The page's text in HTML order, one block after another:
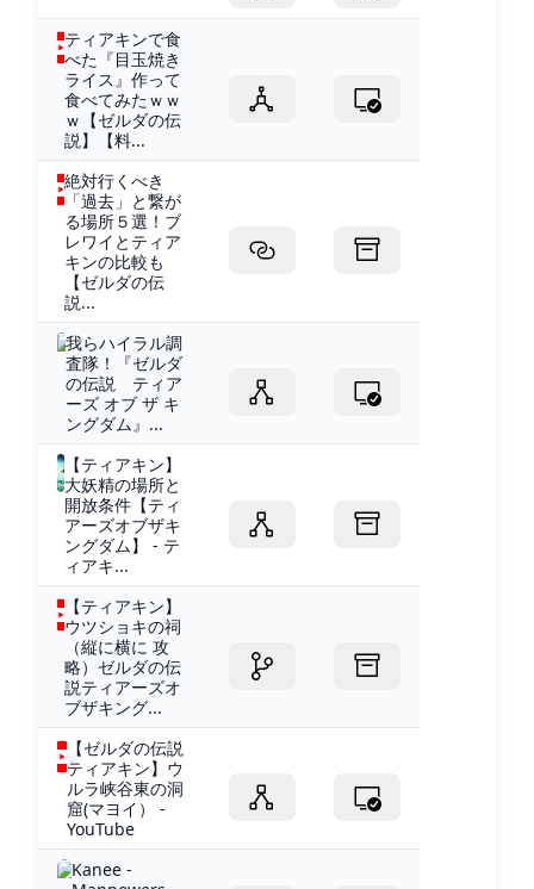
ティアキンで食
べた『目玉焼き
ライス』作って
食べてみたｗｗ
ｗ【ゼルダの伝
説】【料...
絶対行くべき
「過去」と繋が
る場所５選！ブ
レワイとティア
キンの比較も
【ゼルダの伝
説...
我らハイラル調
査隊！『ゼルダ
の伝説 ティア
ーズ オブ ザ キ
ングダム』...
【ティアキン】
大妖精の場所と
開放条件【ティ
アーズオブザキ
ングダム】 - テ
ィアキ...
【ティアキン】
ウツショキの祠
（縦に横に 攻
略）ゼルダの伝
説ティアーズオ
ブザキング...
【ゼルダの伝説
ティアキン】ウ
ルラ峡谷東の洞
窟(マヨイ） -
YouTube
Kanee -